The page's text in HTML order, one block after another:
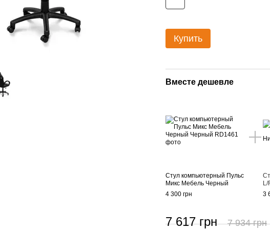
Купить
Вместе дешевле
Стул компьютерный Пульс
Микс Мебель Черный
4 300 грн
3
7 617 грн 7 934 грн